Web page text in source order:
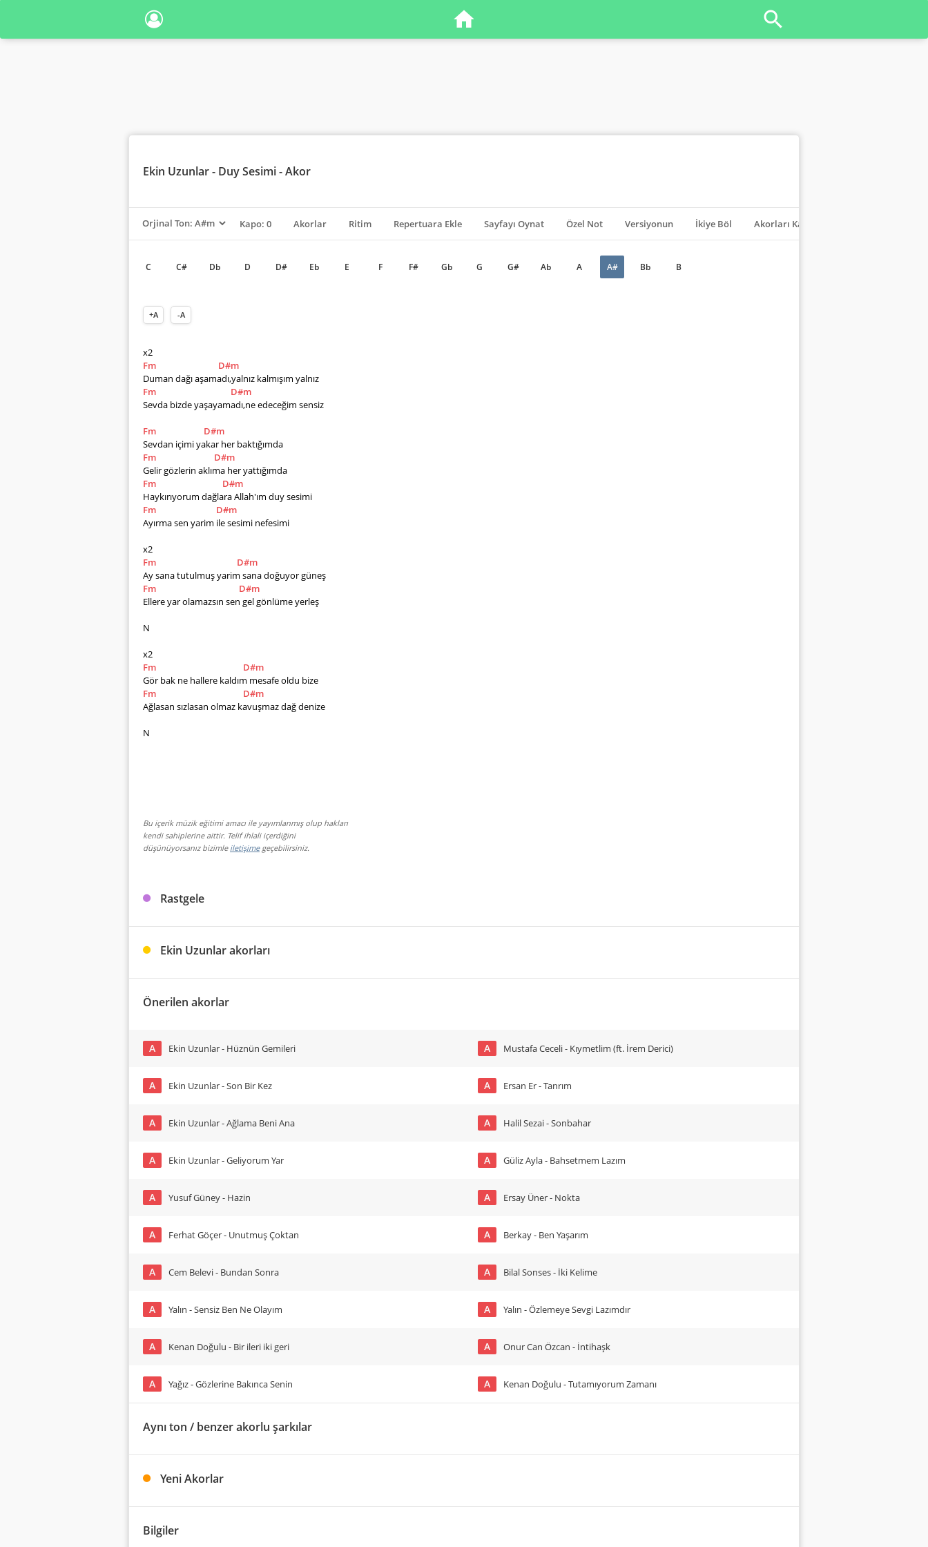
Ekin Uzunlar- Duy Sesimi - Akor
Kapo: 0 Akorlar Ritim Repertuara Ekle Sayfayı Oynat Özel Not Versiyonun İkiye Böl Akorları Kapat
C C# Db D D# Eb E F F# Gb G G# Ab A A# Bb B
+A -A
x2
Fm
D#m
Duman dağı aşamadı,yalnız kalmışım yalnız
Fm
D#m
Sevda bizde yaşayamadı,ne edeceğim sensiz
Fm
D#m
Sevdan içimi yakar her baktığımda
Fm
D#m
Gelir gözlerin aklıma her yattığımda
Fm
D#m
Haykırıyorum dağlara Allah'ım duy sesimi
Fm
D#m
Ayırma sen yarim ile sesimi nefesimi
x2
Fm
D#m
Ay sana tutulmuş yarim sana doğuyor güneş
Fm
D#m
Ellere yar olamazsın sen gel gönlüme yerleş
N
x2
Fm
D#m
Gör bak ne hallere kaldım mesafe oldu bize
Fm
D#m
Ağlasan sızlasan olmaz kavuşmaz dağ denize
N
Bu içerik müzik eğitimi amacı ile yayımlanmış olup hakları
kendi sahiplerine aittir. Telif ihlali içerdiğini
düşünüyorsanız bizimle iletişimegeçebilirsiniz.
Rastgele
Ekin Uzunlar akorları
Önerilen akorlar
A Ekin Uzunlar - Hüznün Gemileri
A Ekin Uzunlar - Son Bir Kez
A Ekin Uzunlar - Ağlama Beni Ana
A Ekin Uzunlar - Geliyorum Yar
A Yusuf Güney - Hazin
A Ferhat Göçer - Unutmuş Çoktan
A Cem Belevi - Bundan Sonra
A Yalın - Sensiz Ben Ne Olayım
A Kenan Doğulu - Bir ileri iki geri
A Yağız - Gözlerine Bakınca Senin
A Mustafa Ceceli - Kıymetlim (ft. İrem Derici)
A Ersan Er - Tanrım
A Halil Sezai - Sonbahar
A Güliz Ayla - Bahsetmem Lazım
A Ersay Üner - Nokta
A Berkay - Ben Yaşarım
A Bilal Sonses - İki Kelime
A Yalın - Özlemeye Sevgi Lazımdır
A Onur Can Özcan - İntihaşk
A Kenan Doğulu - Tutamıyorum Zamanı
Aynı ton / benzer akorlu şarkılar
Yeni Akorlar
Bilgiler